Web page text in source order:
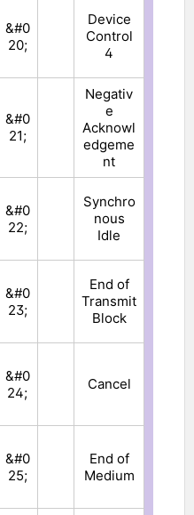
&#0
20;
Device
Control
4
&#0
21;
Negativ
e
Acknowl
edgeme
nt
&#0
22;
Synchro
nous
Idle
&#0
23;
End of
Transmit
Block
&#0
24;
Cancel
&#0
25;
End of
Medium